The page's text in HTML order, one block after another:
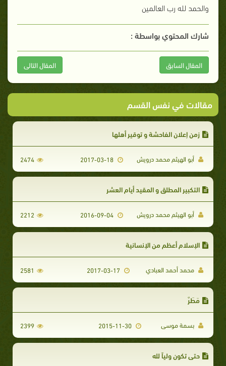
والحمد لله رب العالمين
شارك المحتوي بواسطة :
المقال السابق المقال التالى
مقالات في نفس القسم
زمن إعلان الفاحشة و توقير أهلها
أبو الهيثم محمد درويش 2017-03-18
2474
التكبير المطلق و المقيد أيام العشر
أبو الهيثم محمد درويش 2016-09-04
2212
الإسلام أعظم من الإنسانية
محمد أحمد العبادي 2581
مَطَرٌ
بسمة موسى 2015-11-30
2399
حتى تكون ولياً لله